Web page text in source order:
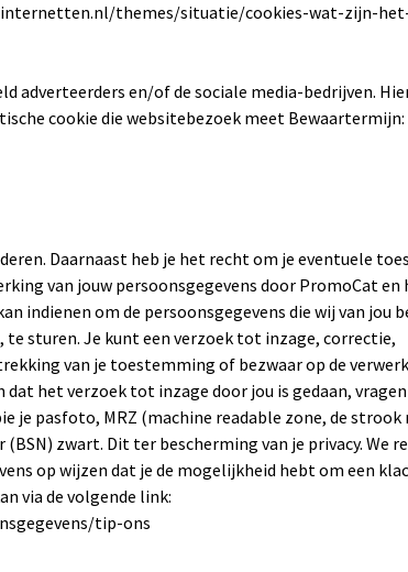
themes/situatie/cookies-wat-zijn-
adverteerders en/of de sociale media-bedrijven.
cookie die websitebezoek meet Bewaartermijn:
Daarnaast heb je het recht om je eventuele
van jouw persoonsgegevens door PromoCat en
indienen om de persoonsgegevens die wij van jou
sturen. Je kunt een verzoek tot inzage, correctie,
van je toestemming of bezwaar op de
het verzoek tot inzage door jou is gedaan,
je pasfoto, MRZ (machine readable zone, de strook
zwart. Dit ter bescherming van je privacy. We
op wijzen dat je de mogelijkheid hebt om een
via de volgende link:
tip-ons